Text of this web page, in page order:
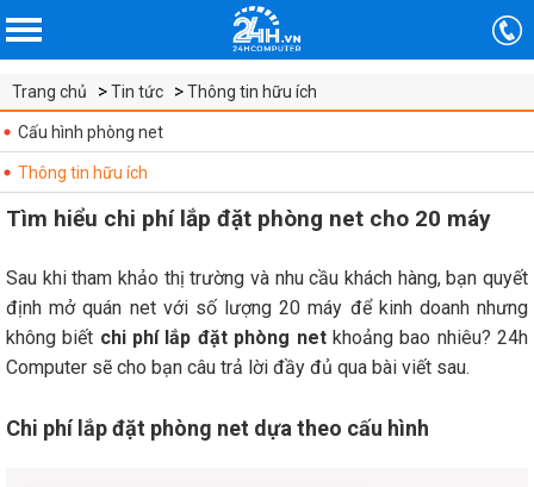
Trang chủ Tin tức Thông tin hữu ích
Cấu hình phòng net
Thông tin hữu ích
Tìm hiểu chi phí lắp đặt phòng net cho 20 máy
Sau khi tham khảo thị trường và nhu cầu khách hàng, bạn quyết
định mở quán net với số lượng 20 máy để kinh doanh nhưng
không biết chi phí lắp đặt phòng netkhoảng bao nhiêu? 24h
Computer sẽ cho bạn câu trả lời đầy đủ qua bài viết sau.
Chi phí lắp đặt phòng net dựa theo cấu hình